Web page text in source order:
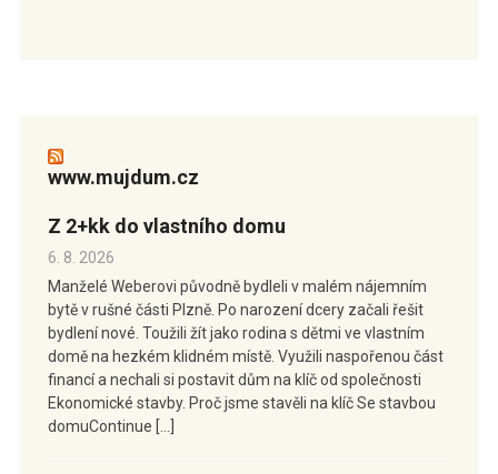
www.mujdum.cz
Z 2+kk do vlastního domu
6. 8. 2026
Manželé Weberovi původně bydleli v malém nájemním
bytě v rušné části Plzně. Po narození dcery začali řešit
bydlení nové. Toužili žít jako rodina s dětmi ve vlastním
domě na hezkém klidném místě. Využili naspořenou část
financí a nechali si postavit dům na klíč od společnosti
Ekonomické stavby. Proč jsme stavěli na klíč Se stavbou
domuContinue […]